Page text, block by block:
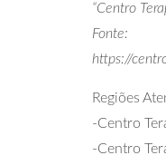
“Centro
Fonte:
https://
Regiões
-Centro
-Centro